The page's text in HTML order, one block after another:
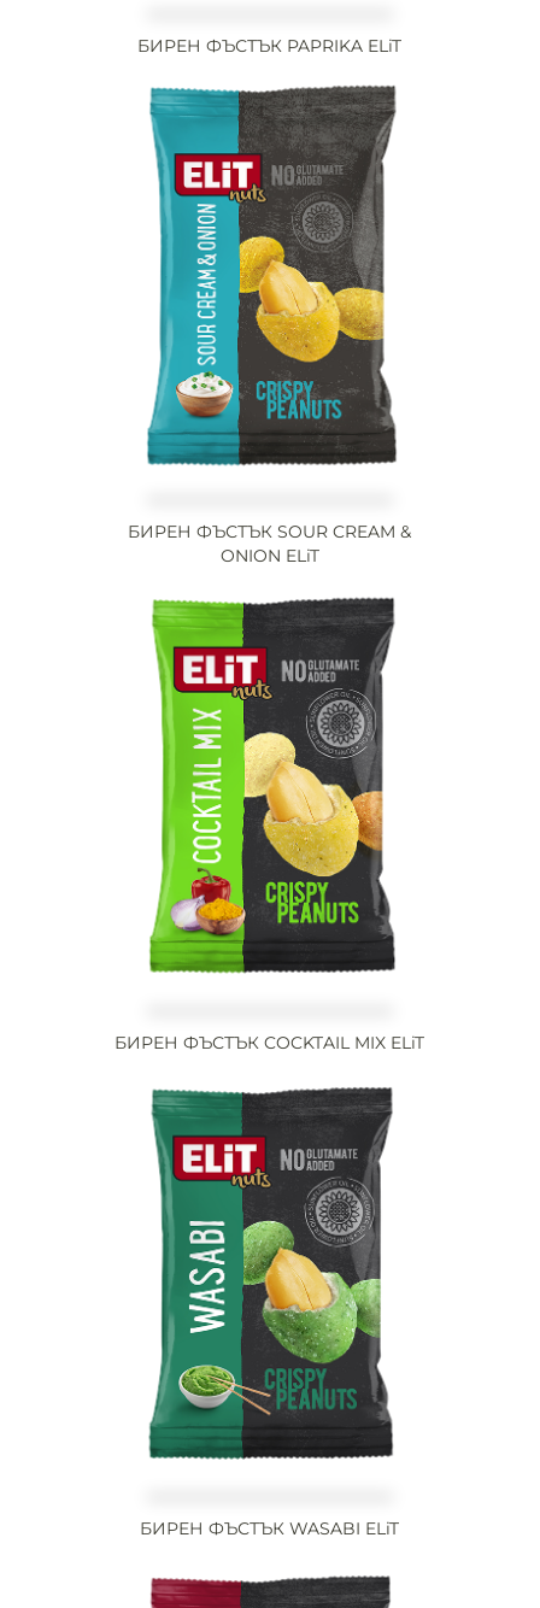
БИРЕН ФЪСТЪК PAPRIKA ELiT
БИРЕН ФЪСТЪК SOUR CREAM &
ONION ELiT
БИРЕН ФЪСТЪК COCKTAIL MIX ELiT
БИРЕН ФЪСТЪК WASABI ELiT